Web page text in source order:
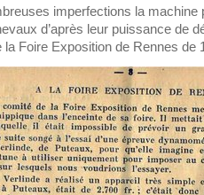
imperfections la
d’après leur puissance de
la Foire Exposition de Rennes de